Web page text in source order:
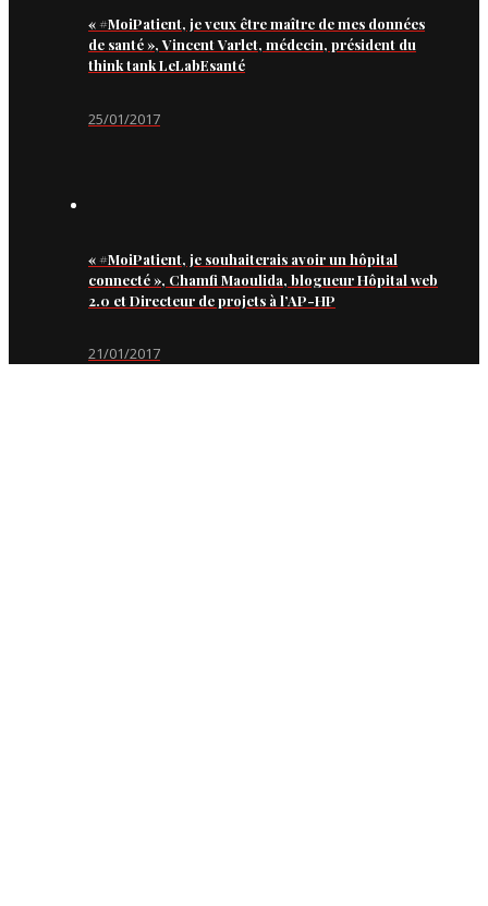
« #MoiPatient, je veux être maître de mes données
de santé », Vincent Varlet, médecin, président du
think tank LeLabEsanté
25/01/2017
« #MoiPatient, je souhaiterais avoir un hôpital
connecté », Chamfi Maoulida, blogueur Hôpital web
2.0 et Directeur de projets à l’AP-HP
21/01/2017